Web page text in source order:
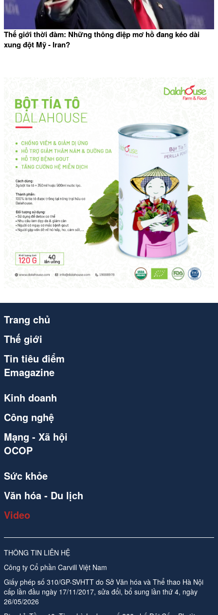
Thế giới thời đàm: Những thông điệp mơ hồ đang kéo dài
xung đột Mỹ - Iran?
THÔNG TIN LIÊN HỆ
Công ty Cổ phần Carvill Việt Nam
Giấy phép số 310/GP-SVHTT do Sở Văn hóa và Thể thao Hà Nội
cấp lần đầu ngày 17/11/2017, sửa đổi, bổ sung lần thứ 4, ngày
26/05/2026
Trang chủ
Thế giới
Tin tiêu điểm
Emagazine
Kinh doanh
Công nghệ
Mạng - Xã hội
OCOP
Sức khỏe
Văn hóa - Du lịch
Video